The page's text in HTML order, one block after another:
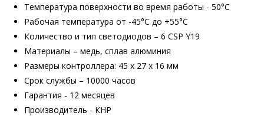
Температура поверхности во время работы - 50°С
Рабочая температура от -45°С до +55°С
Количество и тип светодиодов – 6 CSP Y19
Материалы – медь, сплав алюминия
Размеры контроллера: 45 х 27 х 16 мм
Срок службы – 10000 часов
Гарантия - 12 месяцев
Производитель - КНР